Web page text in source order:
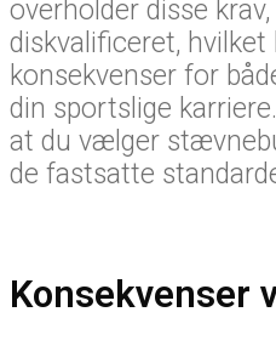
overholder disse
diskvalificeret, hvilket
konsekvenser for
din sportslige
at du vælger
de fastsatte
Konsekvenser